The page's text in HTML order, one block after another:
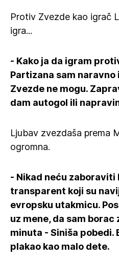
Protiv Zvezde kao igrač
igra...
- Kako ja da igram
Partizana sam
Zvezde ne mogu.
dam autogol ili
Ljubav zvezdaša prema
ogromna.
- Nikad neću zaboraviti
transparent koji su
evropsku utakmicu.
uz mene, da sam
minuta - Siniša pobedi.
plakao kao malo dete.